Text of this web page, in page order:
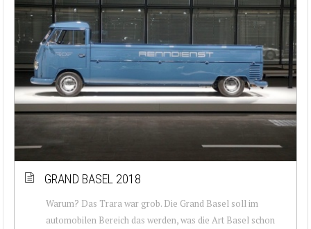
GRAND BASEL 2018
Warum? Das Trara war grob. Die Grand Basel soll im
automobilen Bereich das werden, was die Art Basel schon